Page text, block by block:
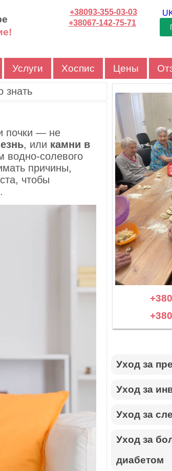
+38093-355-03-03
+38067-142-75-71
Услуги Хоспис Цены
знать
почки — не
, или камни в
водно-солевого
причины,
чтобы
Уход за
Уход за
Уход за
Уход за
диабетом